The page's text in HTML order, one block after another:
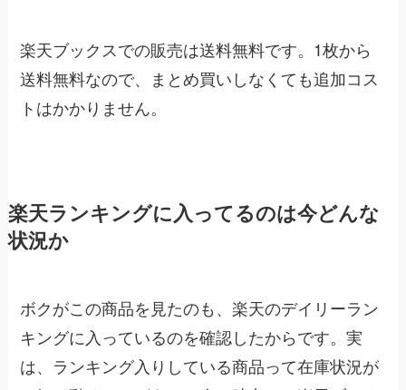
楽天ブックスでの販売は送料無料です。1枚から
送料無料なので、まとめ買いしなくても追加コス
トはかかりません。
楽天ランキングに入ってるのは今どんな
状況か
ボクがこの商品を見たのも、楽天のデイリーラン
キングに入っているのを確認したからです。実
は、ランキング入りしている商品って在庫状況が